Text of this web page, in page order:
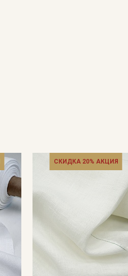
СКИДКА 20% АКЦИЯ
информационных рассылок